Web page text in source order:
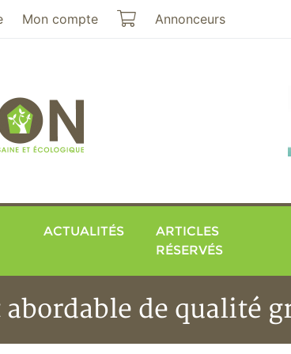
Mon compte Mon panier
Annonceurs
ACTUALITÉS
ARTICLES
RÉSERVÉS
de qualité